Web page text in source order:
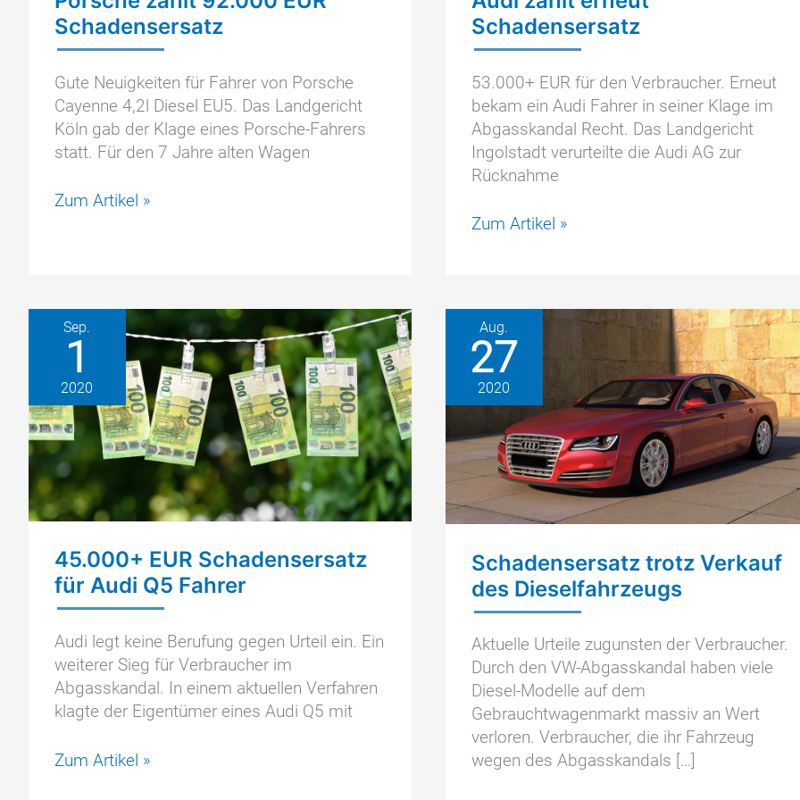
Schadensersatz
Gute Neuigkeiten für Fahrer von Porsche
Cayenne 4,2l Diesel EU5. Das Landgericht
Köln gab der Klage eines Porsche-Fahrers
statt. Für den 7 Jahre alten Wagen
Porsche
Zum Artikel »
Schadensersatz
53.000+ EUR für den Verbraucher. Erneut
bekam ein Audi Fahrer in seiner Klage im
Abgasskandal Recht. Das Landgericht
Ingolstadt verurteilte die Audi AG zur
Rücknahme
Audi
Zum Artikel »
Sep.
1
2020
45.000+ EUR Schadensersatz
für Audi Q5 Fahrer
Audi legt keine Berufung gegen Urteil ein. Ein
weiterer Sieg für Verbraucher im
Abgasskandal. In einem aktuellen Verfahren
klagte der Eigentümer eines Audi Q5 mit
45.000+
Zum Artikel »
Aug.
27
2020
Schadensersatz trotz Verkauf
des Dieselfahrzeugs
Aktuelle Urteile zugunsten der Verbraucher.
Durch den VW-Abgasskandal haben viele
Diesel-Modelle auf dem
Gebrauchtwagenmarkt massiv an Wert
verloren. Verbraucher, die ihr Fahrzeug
wegen des Abgasskandals […]